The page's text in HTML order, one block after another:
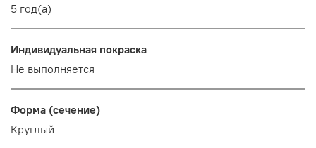
5 год(а)
Индивидуальная покраска
Не выполняется
Форма (сечение)
Круглый